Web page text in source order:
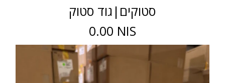
סטוקים|גוד סטוק
0.00 NIS